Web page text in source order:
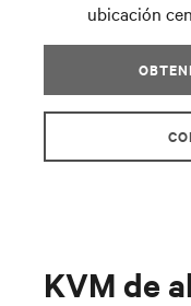
ubicación
KVM de